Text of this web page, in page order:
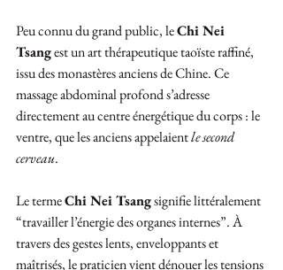
Peu connu du grand public, le Chi Nei
Tsang est un art thérapeutique taoïste raffiné,
issu des monastères anciens de Chine. Ce
massage abdominal profond s’adresse
directement au centre énergétique du corps : le
ventre, que les anciens appelaient le second
cerveau.
Le terme Chi Nei Tsang signifie littéralement
“travailler l’énergie des organes internes”. À
travers des gestes lents, enveloppants et
maîtrisés, le praticien vient dénouer les tensions